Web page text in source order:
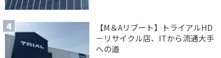
【M＆Aリブート】トライアルHD
－リサイクル店、ITから流通大手
への道